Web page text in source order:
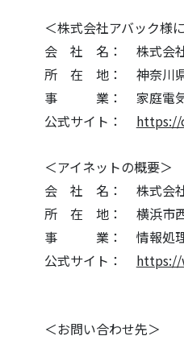
＜株式会社アバック様
会 社 名： 株式会
所 在 地： 神奈川
事 業： 家庭電
公式サイト：
https://
＜アイネットの概要＞
会 社 名： 株式会
所 在 地： 横浜市
事 業： 情報処
公式サイト：
＜お問い合わせ先＞